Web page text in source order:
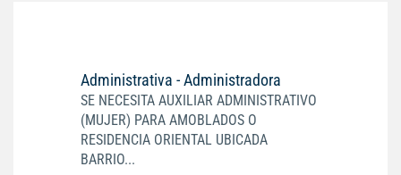
Administrativa - Administradora
SE NECESITA AUXILIAR ADMINISTRATIVO
(MUJER) PARA AMOBLADOS O
RESIDENCIA ORIENTAL UBICADA
BARRIO...